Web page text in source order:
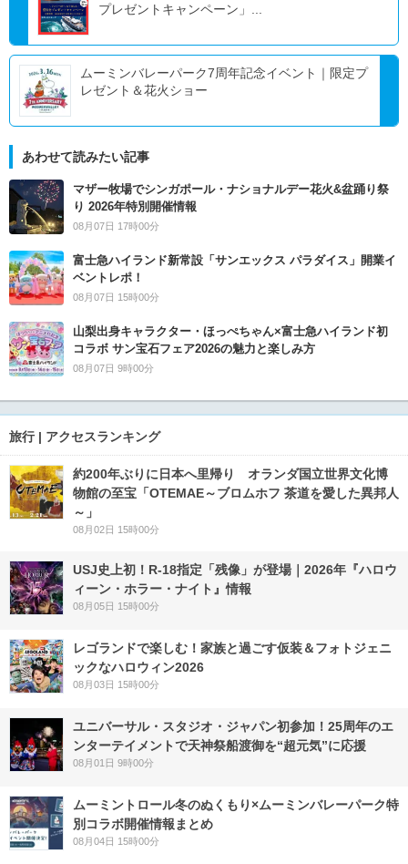
プレゼントキャンペーン」...
ムーミンバレーパーク7周年記念イベント｜限定プ
レゼント＆花火ショー
あわせて読みたい記事
マザー牧場でシンガポール・ナショナルデー花火&盆踊り祭
り 2026年特別開催情報
08月07日 17時00分
富士急ハイランド新常設「サンエックス パラダイス」開業イ
ベントレポ！
08月07日 15時00分
山梨出身キャラクター・ほっぺちゃん×富士急ハイランド初
コラボ サン宝石フェア2026の魅力と楽しみ方
08月07日 9時00分
旅行 | アクセスランキング
約200年ぶりに日本へ里帰り オランダ国立世界文化博
物館の至宝「OTEMAE～ブロムホフ 茶道を愛した異邦人
～」
08月02日 15時00分
USJ史上初！R-18指定「残像」が登場｜2026年『ハロウ
ィーン・ホラー・ナイト』情報
08月05日 15時00分
レゴランドで楽しむ！家族と過ごす仮装＆フォトジェニ
ックなハロウィン2026
08月03日 15時00分
ユニバーサル・スタジオ・ジャパン初参加！25周年のエ
ンターテイメントで天神祭船渡御を“超元気”に応援
08月01日 9時00分
ムーミントロール冬のぬくもり×ムーミンバレーパーク特
別コラボ開催情報まとめ
08月04日 15時00分